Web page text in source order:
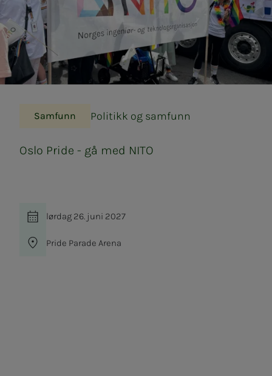
Samfunn Politikk og samfunn
Oslo Pri­­­de - gå med NITO
lørdag 26. juni 2027
Sted
Pride Parade Arena